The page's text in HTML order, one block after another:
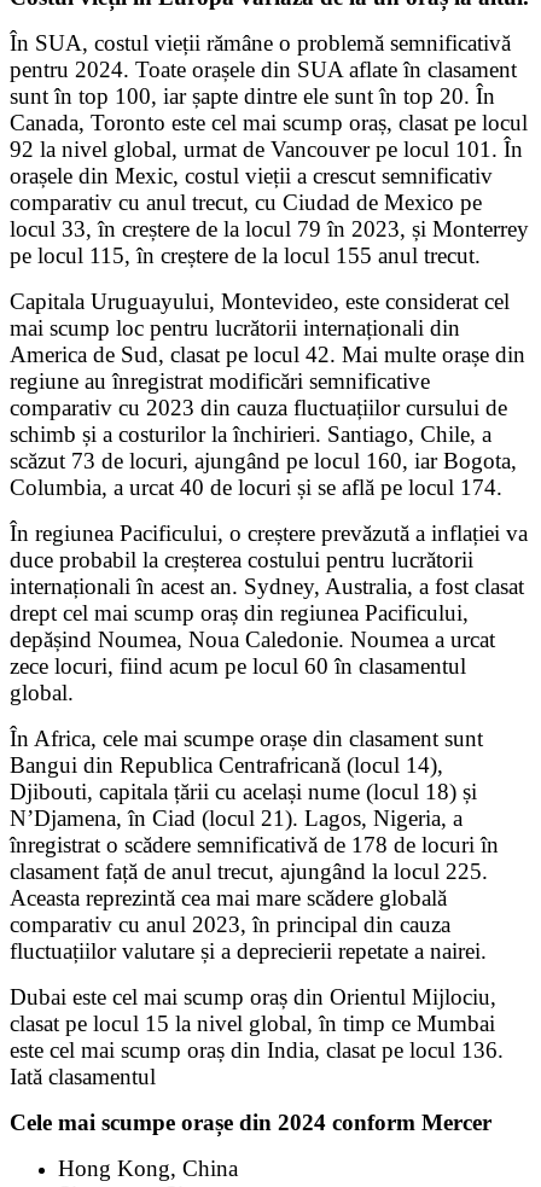
În SUA, costul vieții rămâne o problemă semnificativă
pentru 2024. Toate orașele din SUA aflate în clasament
sunt în top 100, iar șapte dintre ele sunt în top 20. În
Canada, Toronto este cel mai scump oraș, clasat pe locul
92 la nivel global, urmat de Vancouver pe locul 101. În
orașele din Mexic, costul vieții a crescut semnificativ
comparativ cu anul trecut, cu Ciudad de Mexico pe
locul 33, în creștere de la locul 79 în 2023, și Monterrey
pe locul 115, în creștere de la locul 155 anul trecut.
Capitala Uruguayului, Montevideo, este considerat cel
mai scump loc pentru lucrătorii internaționali din
America de Sud, clasat pe locul 42. Mai multe orașe din
regiune au înregistrat modificări semnificative
comparativ cu 2023 din cauza fluctuațiilor cursului de
schimb și a costurilor la închirieri. Santiago, Chile, a
scăzut 73 de locuri, ajungând pe locul 160, iar Bogota,
Columbia, a urcat 40 de locuri și se află pe locul 174.
În regiunea Pacificului, o creștere prevăzută a inflației va
duce probabil la creșterea costului pentru lucrătorii
internaționali în acest an. Sydney, Australia, a fost clasat
drept cel mai scump oraș din regiunea Pacificului,
depășind Noumea, Noua Caledonie. Noumea a urcat
zece locuri, fiind acum pe locul 60 în clasamentul
global.
În Africa, cele mai scumpe orașe din clasament sunt
Bangui din Republica Centrafricană (locul 14),
Djibouti, capitala țării cu același nume (locul 18) și
N’Djamena, în Ciad (locul 21). Lagos, Nigeria, a
înregistrat o scădere semnificativă de 178 de locuri în
clasament față de anul trecut, ajungând la locul 225.
Aceasta reprezintă cea mai mare scădere globală
comparativ cu anul 2023, în principal din cauza
fluctuațiilor valutare și a deprecierii repetate a nairei.
Dubai este cel mai scump oraș din Orientul Mijlociu,
clasat pe locul 15 la nivel global, în timp ce Mumbai
este cel mai scump oraș din India, clasat pe locul 136.
Iată clasamentul
Cele mai scumpe orașe din 2024 conform Mercer
Hong Kong, China